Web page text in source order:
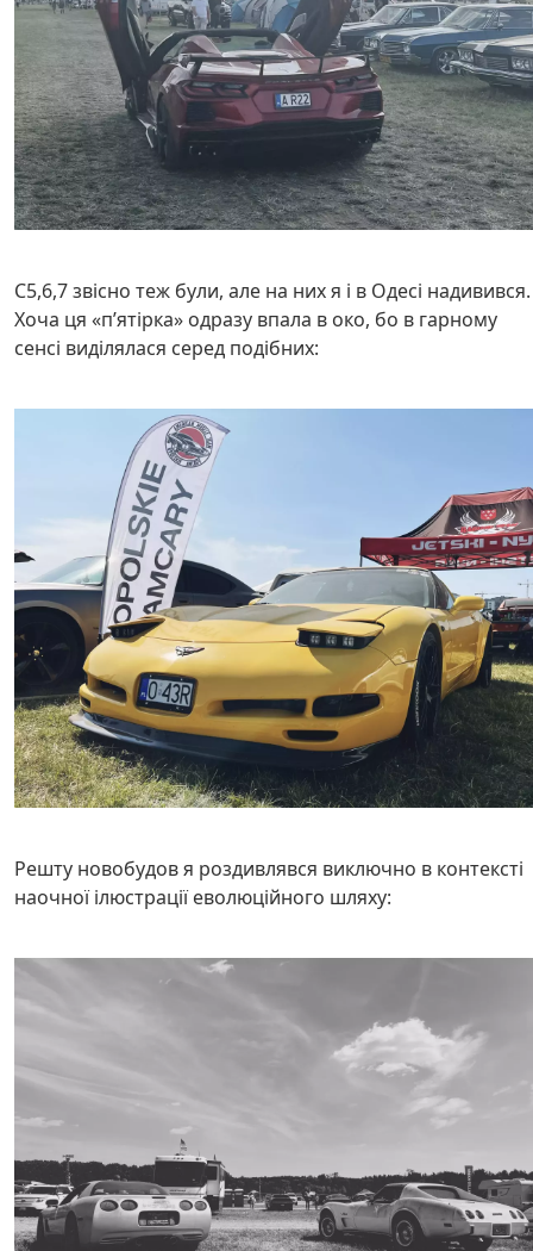
C5,6,7 звісно теж були, але на них я і в Одесі надивився.
Хоча ця «пʼятірка» одразу впала в око, бо в гарному
сенсі виділялася серед подібних:
Решту новобудов я роздивлявся виключно в контексті
наочної ілюстрації еволюційного шляху: